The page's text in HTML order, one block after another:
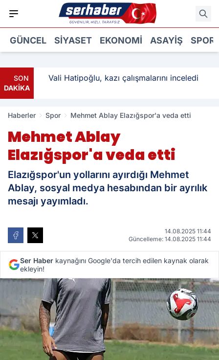
GÜNCEL SIYASET EKONOMI ASAYIŞ SPOR
SON
DAKİKA
Vali Hatipoğlu, kazı çalışmalarını inceledi
Haberler Spor Mehmet Ablay Elazığspor'a veda etti
Mehmet Ablay
Elazığspor'a veda etti
Elazığspor'un yollarını ayırdığı Mehmet
Ablay, sosyal medya hesabından bir ayrılık
mesajı yayımladı.
14.08.2025 11:44
Güncelleme: 14.08.2025 11:44
Ser Haber kaynağını Google'da tercih edilen kaynak olarak
ekleyin!